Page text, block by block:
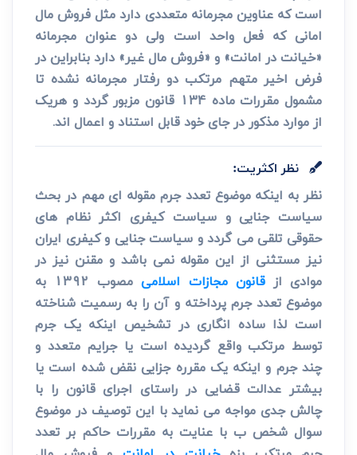
است که عناوین مجرمانه متعددی دارد مثل فروش مال
امانی که فعل واحد است ولی دو عنوان مجرمانه
«خیانت در امانت» و «فروش مال غیر» دارد بنابراین در
فرض اخیر متهم مرتکب دو رفتار مجرمانه نشده تا
مشمول مقررات ماده 134 قانون مزبور گردد و هریک
از موارد مذکور در جای خود قابل استناد و اعمال اند.
نظر اکثریت:
نظر به اینکه موضوع تعدد جرم مقوله ای مهم در بحث
سیاست جنایی و سیاست کیفری اکثر نظام های
حقوقی تلقی می گردد و سیاست جنایی و کیفری ایران
نیز مستثنی از این مقوله نمی باشد و مقنن نیز در
موادی ازقانون مجازات اسلامی
مصوب 1392 به
موضوع تعدد جرم پرداخته و آن را به رسمیت شناخته
است لذا ساده انگاری در تشخیص اینکه یک جرم
توسط مرتکب واقع گردیده است یا جرایم متعدد و
چند جرم و اینکه یک مقرره جزایی نقض شده است یا
بیشتر عدالت قضایی در راستای اجرای قانون را با
چالش جدی مواجه می نماید با این توصیف در موضوع
سوال شخص ب با عنایت به مقررات حاکم بر تعدد